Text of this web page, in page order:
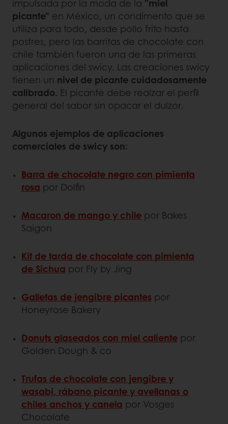
impulsada por la moda de la "miel
picante" en México, un condimento que se
utiliza para todo, desde pollo frito hasta
postres, pero las barritas de chocolate con
chile también fueron una de las primeras
aplicaciones del swicy. Las creaciones swicy
tienen un nivel de picante cuidadosamente
calibrado. El picante debe realzar el perfil
general del sabor sin opacar el dulzor.
Algunos ejemplos de aplicaciones
comerciales de swicy son:
Barra de chocolate negro con pimienta
rosa por Dolfin
Macaron de mango y chile por Bakes
Saigon
Kit de tarda de chocolate con pimienta
de Sichua por Fly by Jing
Galletas de jengibre picantes por
Honeyrose Bakery
Donuts glaseados con miel caliente por
Golden Dough & co
Trufas de chocolate con jengibre y
wasabi, rábano picante y avellanas o
chiles anchos y canela por Vosges
Chocolate